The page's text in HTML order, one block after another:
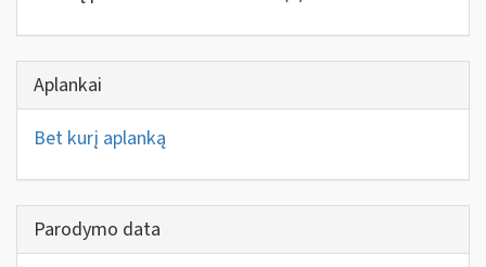
Aplankai
Bet kurį aplanką
Parodymo data